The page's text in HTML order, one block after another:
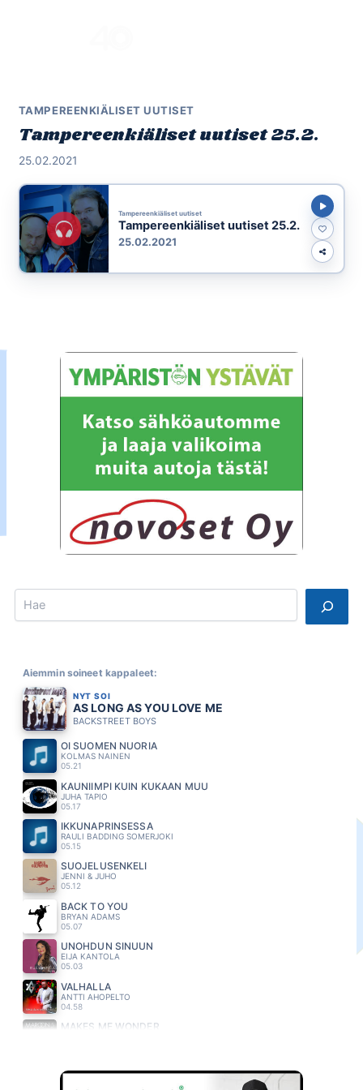
TAMPEREENKIÄLISET UUTISET
Tampereenkiäliset uutiset 25.2.
25.02.2021
Tampereenkiäliset uutiset
Tampereenkiäliset uutiset 25.2.
25.02.2021
Search
Aiemmin soineet kappaleet:
NYT SOI
AS LONG AS YOU LOVE ME
BACKSTREET BOYS
OI SUOMEN NUORIA
KOLMAS NAINEN
05.21
KAUNIIMPI KUIN KUKAAN MUU
JUHA TAPIO
05.17
IKKUNAPRINSESSA
RAULI BADDING SOMERJOKI
05.15
SUOJELUSENKELI
JENNI & JUHO
05.12
BACK TO YOU
BRYAN ADAMS
05.07
UNOHDUN SINUUN
EIJA KANTOLA
05.03
VALHALLA
ANTTI AHOPELTO
04.58
MAKES ME WONDER
SAMULI EDELMANN & SANI